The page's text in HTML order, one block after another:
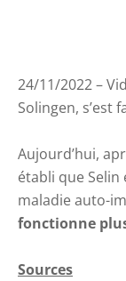
24/11/2022 –
Solingen, s’est
Aujourd’hui,
établi que Selin
maladie auto-
fonctionne
Sources